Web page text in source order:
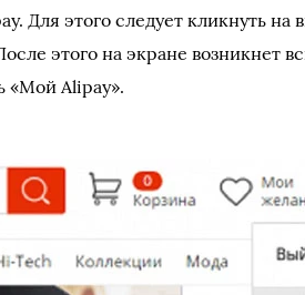
Для этого следует кликнуть
этого на экране возникнет
«Мой Alipay».